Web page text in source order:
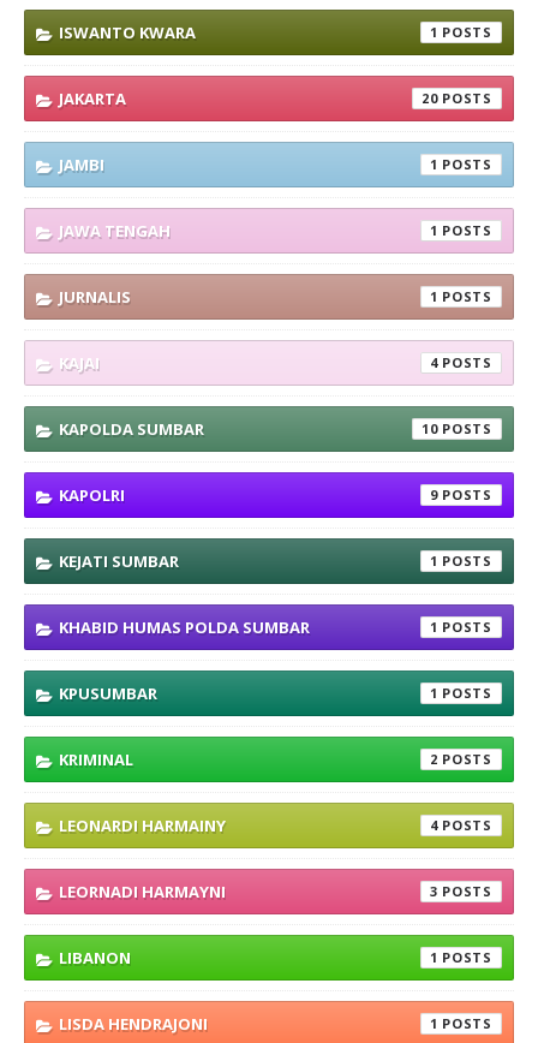
ISWANTO KWARA 1
JAKARTA 20
JAMBI 1
JAWA TENGAH 1
JURNALIS 1
KAJAI 4
KAPOLDA SUMBAR 10
KAPOLRI 9
KEJATI SUMBAR 1
KHABID HUMAS POLDA SUMBAR 1
KPUSUMBAR 1
KRIMINAL 2
LEONARDI HARMAINY 4
LEORNADI HARMAYNI 3
LIBANON 1
LISDA HENDRAJONI 1